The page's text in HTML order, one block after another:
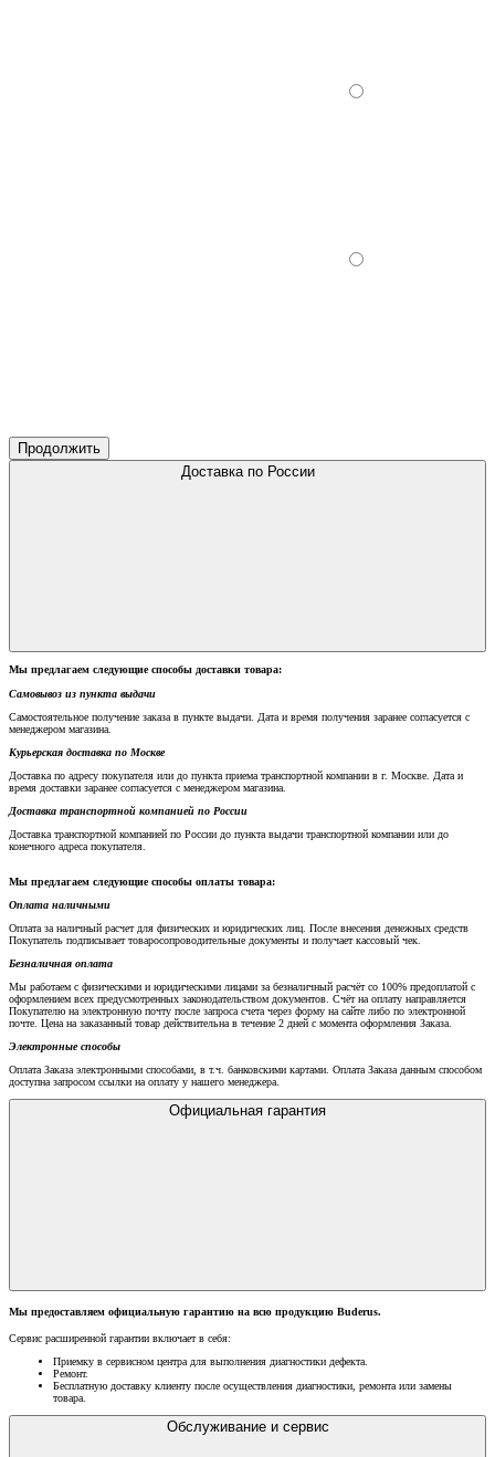
Продолжить
Доставка по России
Мы предлагаем следующие способы доставки товара:
Самовывоз из пункта выдачи
Самостоятельное получение заказа в пункте выдачи. Дата и время получения заранее согласуется с
менеджером магазина.
Курьерская доставка по Москве
Доставка по адресу покупателя или до пункта приема транспортной компании в г. Москве. Дата и
время доставки заранее согласуется с менеджером магазина.
Доставка транспортной компанией по России
Доставка транспортной компанией по России до пункта выдачи транспортной компании или до
конечного адреса покупателя.
Мы предлагаем следующие способы оплаты товара:
Оплата наличными
Оплата за наличный расчет для физических и юридических лиц. После внесения денежных средств
Покупатель подписывает товаросопроводительные документы и получает кассовый чек.
Безналичная оплата
Мы работаем с физическими и юридическими лицами за безналичный расчёт со 100% предоплатой с
оформлением всех предусмотренных законодательством документов. Счёт на оплату направляется
Покупателю на электронную почту после запроса счета через форму на сайте либо по электронной
почте. Цена на заказанный товар действительна в течение 2 дней с момента оформления Заказа.
Электронные способы
Оплата Заказа электронными способами, в т.ч. банковскими картами. Оплата Заказа данным способом
доступна запросом ссылки на оплату у нашего менеджера.
Официальная гарантия
Мы предоставляем официальную гарантию на всю продукцию Buderus.
Сервис расширенной гарантии включает в себя:
Приемку в сервисном центра для выполнения диагностики дефекта.
Ремонт.
Бесплатную доставку клиенту после осуществления диагностики, ремонта или замены
товара.
Обслуживание и сервис